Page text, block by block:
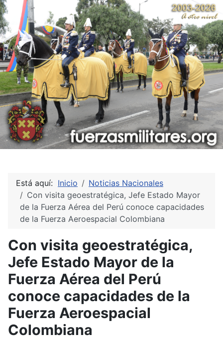
Está aquí: Inicio
Noticias Nacionales
Con visita geoestratégica, Jefe Estado Mayor
de la Fuerza Aérea del Perú conoce capacidades
de la Fuerza Aeroespacial Colombiana
Con visita geoestratégica,
Jefe Estado Mayor de la
Fuerza Aérea del Perú
conoce capacidades de la
Fuerza Aeroespacial
Colombiana